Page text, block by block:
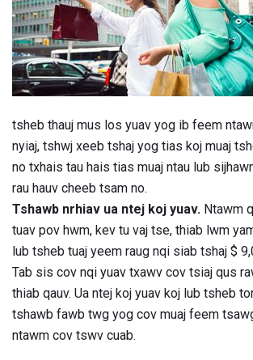
tsheb thauj mus los yuav yog ib feem
nyiaj, tshwj xeeb tshaj yog tias koj muaj
no txhais tau hais tias muaj ntau lub
rau hauv cheeb tsam no.
Tshawb nrhiav ua ntej koj yuav. Ntawm
tuav pov hwm, kev tu vaj tse, thiab lwm
lub tsheb tuaj yeem raug nqi siab tshaj $
Tab sis cov nqi yuav txawv cov tsiaj qus
thiab qauv. Ua ntej koj yuav koj lub tsheb
tshawb fawb twg yog cov muaj feem
ntawm cov tswv cuab.